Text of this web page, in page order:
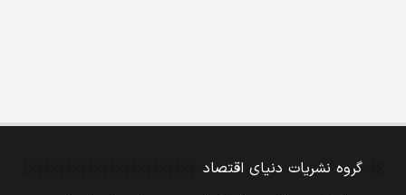
گروه نشریات دنیای اقتصاد